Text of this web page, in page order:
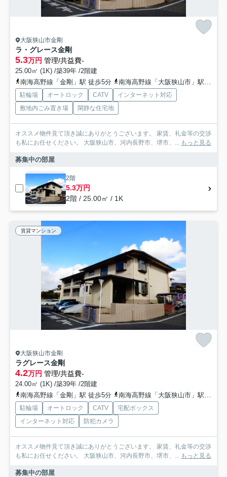
大阪狭山市金剛
ラ・グレース金剛
5.3万円 管理/共益費-
25.00㎡ (1K) /築39年 /2階建
南海高野線「金剛」駅 徒歩5分
南海高野線「大阪狭山市」駅 徒歩17分
駐輪場 オートロック CATV
インターネット対応
敷地内ごみ置き場
閑静な住宅地
オススメ物件見て頂き誠にありがとうございます。 家賃、礼金等の交渉
も私にお任せください。 大阪狭山市、河内長野市、堺市、...
もっと見る
募集中の部屋
2階
5.3万円
2階 / 25.00㎡ / 1K
賃貸マンション
大阪狭山市金剛
ラグレース金剛
4.2万円 管理/共益費-
24.00㎡ (1K) /築39年 /2階建
南海高野線「金剛」駅 徒歩5分
南海高野線「大阪狭山市」駅 徒歩17分
駐輪場 オートロック CATV
宅配ボックス
インターネット対応
防犯カメラ
オススメ物件見て頂き誠にありがとうございます。 家賃、礼金等の交渉
も私にお任せください。 大阪狭山市、河内長野市、堺市、...
もっと見る
募集中の部屋